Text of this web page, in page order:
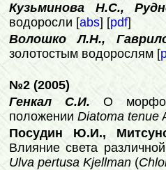
Кузьминова Н.С.,
водоросли [abs] [pdf]
Волошко Л.Н.,
золотостым водорослям [
№2 (2005)
Генкал С.И. О
положении Diatoma tenue
Посудин Ю.И.,
Влияние света
Ulva pertusa Kjellman (